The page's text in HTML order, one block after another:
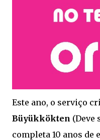
Este ano, o serviço
Büyükkökten (Deve
completa 10 anos de